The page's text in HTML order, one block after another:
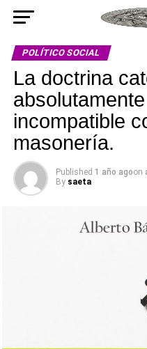
POLÍTICO SOCIAL
La doctrina
absolutamente
incompatible
masonería.
Published 1 año agoon
By saeta